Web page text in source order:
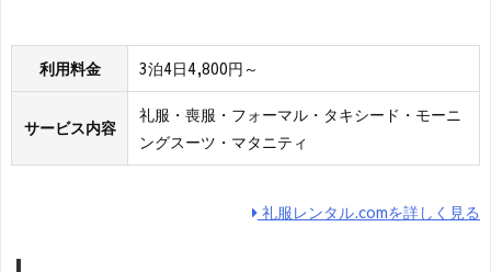
利用料金 3泊4日4,800円～
サービス内容
礼服・喪服・フォーマル・タキシード・モーニ
ングスーツ・マタニティ
礼服レンタル.comを詳しく見る